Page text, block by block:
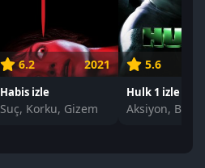
6.2 2021
Habis izle
Suç, Korku, Gizem
5.6
Hulk 1 izle